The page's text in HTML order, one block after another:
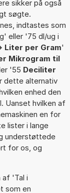
sikker på også
søgte.
indtastes som
eller '75 dl/ug i
Liter per Gram'
Mikrogram til
'55 Deciliter
dette alternativ
enhed den
Uanset hvilken af
en for
lister i lange
understøttede
for os, og
af 'Tal i
som en